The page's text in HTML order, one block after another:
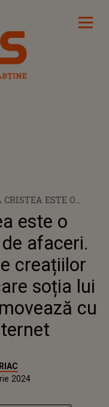
ESTE O
FEMEIE DE
DIN CULISELE
VESTIMENTARE PE
LUI TAVI CLONDA
CU SUCCES PE
este o
afaceri.
creațiilor
soția lui
cu
2024